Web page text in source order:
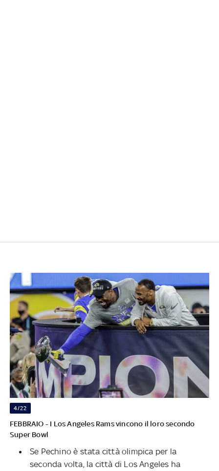
4/22
FEBBRAIO - I Los Angeles Rams vincono il loro secondo
Super Bowl
Se Pechino è stata città olimpica per la
seconda volta, la città di Los Angeles ha